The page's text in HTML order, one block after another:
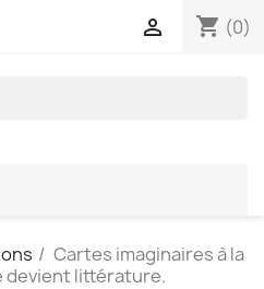
shopping_cart (0)

Cartes imaginaires à la
devient littérature.